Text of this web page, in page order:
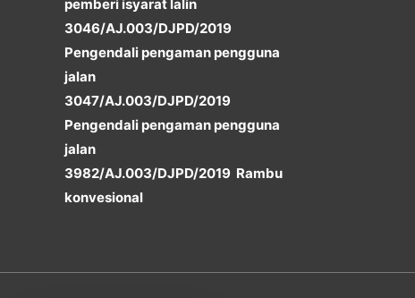
pemberi isyarat lalin
3046/AJ.003/DJPD/2019
Pengendali pengaman pengguna
jalan
3047/AJ.003/DJPD/2019
Pengendali pengaman pengguna
jalan
3982/AJ.003/DJPD/2019 Rambu
konvesional